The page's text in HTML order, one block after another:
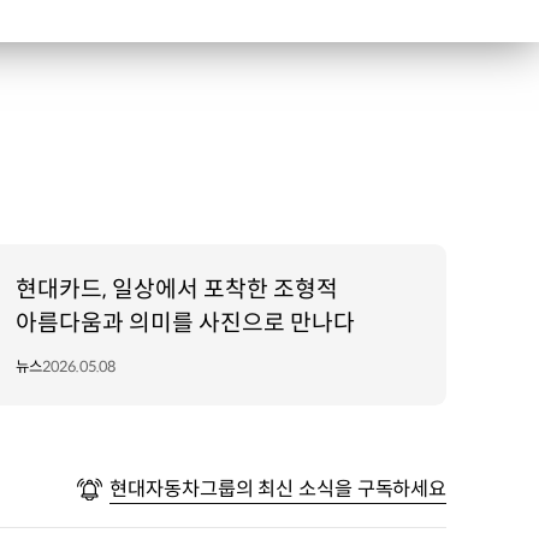
현대카드, 일상에서 포착한 조형적
아름다움과 의미를 사진으로 만나다
뉴스2026.05.08
현대자동차그룹의 최신 소식을 구독하세요